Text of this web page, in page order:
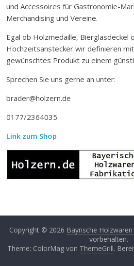
und Accessoires für Gastronomie-
Merchandising und Vereine.
Egal ob Holzmedaille, Bierglasdeckel
Hochzeitsanstecker wir definieren
gewünschtes Produkt zu einem
Sprechen Sie uns gerne an unter:
brader@holzern.de
0177/2364035
Link zum Shop
Copyright © 2026 Bayrische
vorbehalten.
Theme: ColorMag von ThemeGrill.